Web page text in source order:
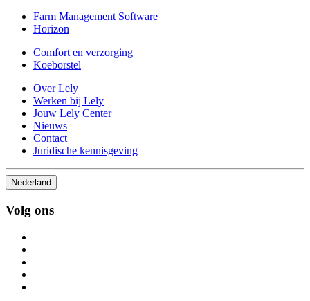
Farm Management Software
Horizon
Comfort en verzorging
Koeborstel
Over Lely
Werken bij Lely
Jouw Lely Center
Nieuws
Contact
Juridische kennisgeving
Nederland
Volg ons